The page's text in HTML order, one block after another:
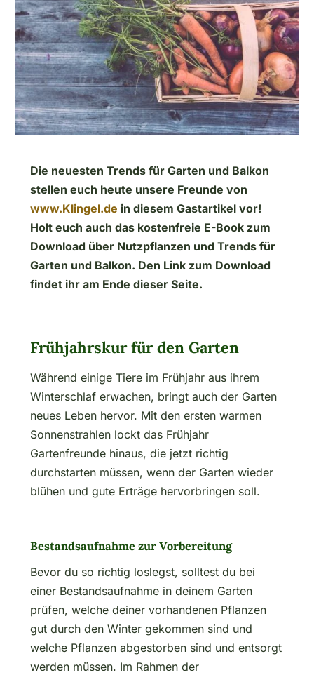
Die neuesten Trends für Garten und Balkon
stellen euch heute unsere Freunde von
www.Klingel.de in diesem Gastartikel vor!
Holt euch auch das kostenfreie E-Book zum
Download über Nutzpflanzen und Trends für
Garten und Balkon. Den Link zum Download
findet ihr am Ende dieser Seite.
Frühjahrskur für den Garten
Während einige Tiere im Frühjahr aus ihrem
Winterschlaf erwachen, bringt auch der Garten
neues Leben hervor. Mit den ersten warmen
Sonnenstrahlen lockt das Frühjahr
Gartenfreunde hinaus, die jetzt richtig
durchstarten müssen, wenn der Garten wieder
blühen und gute Erträge hervorbringen soll.
Bestandsaufnahme zur Vorbereitung
Bevor du so richtig loslegst, solltest du bei
einer Bestandsaufnahme in deinem Garten
prüfen, welche deiner vorhandenen Pflanzen
gut durch den Winter gekommen sind und
welche Pflanzen abgestorben sind und entsorgt
werden müssen. Im Rahmen der